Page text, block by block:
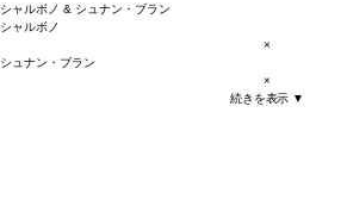
シャルボノ & シュナン・ブラン
シャルボノ
×
シュナン・ブラン
×
続きを表示 ▼